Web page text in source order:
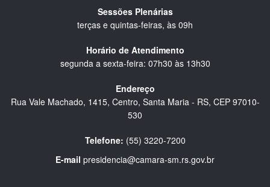
Sessões Plenárias
terças e quintas-feiras, às 09h
Horário de Atendimento
segunda a sexta-feira: 07h30 às 13h30
Endereço
Rua Vale Machado, 1415, Centro, Santa Maria - RS, CEP 97010-
530
Telefone: (55) 3220-7200
E-mail presidencia@camara-sm.rs.gov.br